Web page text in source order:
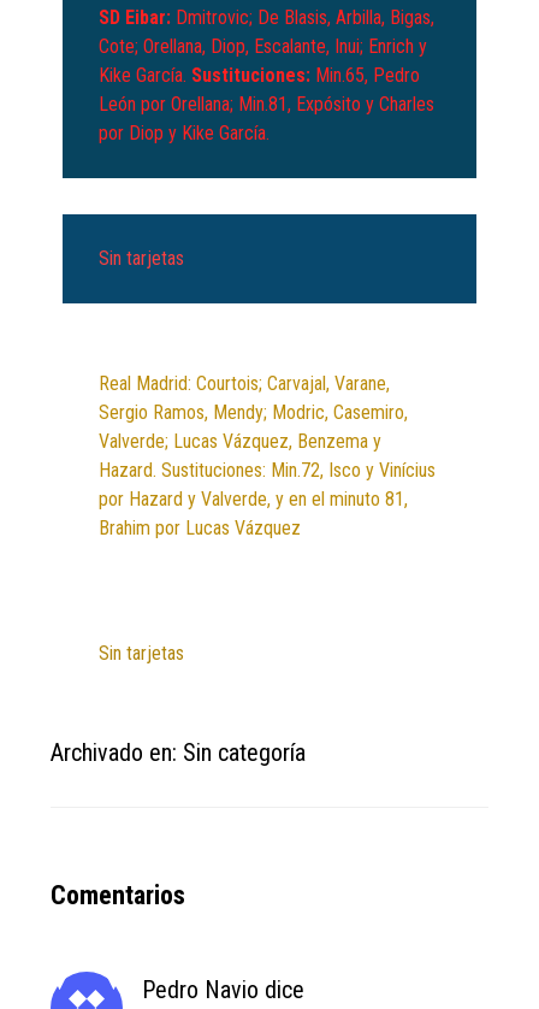
SD Eibar: Dmitrovic; De Blasis, Arbilla, Bigas,
Cote; Orellana, Diop, Escalante, Inui; Enrich y
Kike García. Sustituciones: Min.65, Pedro
León por Orellana; Min.81, Expósito y Charles
por Diop y Kike García.
Sin tarjetas
Real Madrid: Courtois; Carvajal, Varane,
Sergio Ramos, Mendy; Modric, Casemiro,
Valverde; Lucas Vázquez, Benzema y
Hazard. Sustituciones: Min.72, Isco y Vinícius
por Hazard y Valverde, y en el minuto 81,
Brahim por Lucas Vázquez
Sin tarjetas
Archivado en: Sin categoría
Reader
Comentarios
Pedro Navio dice